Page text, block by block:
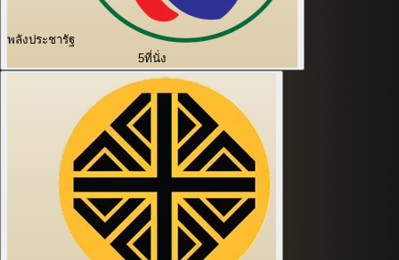
พลังประชารัฐ
5ที่นั่ง